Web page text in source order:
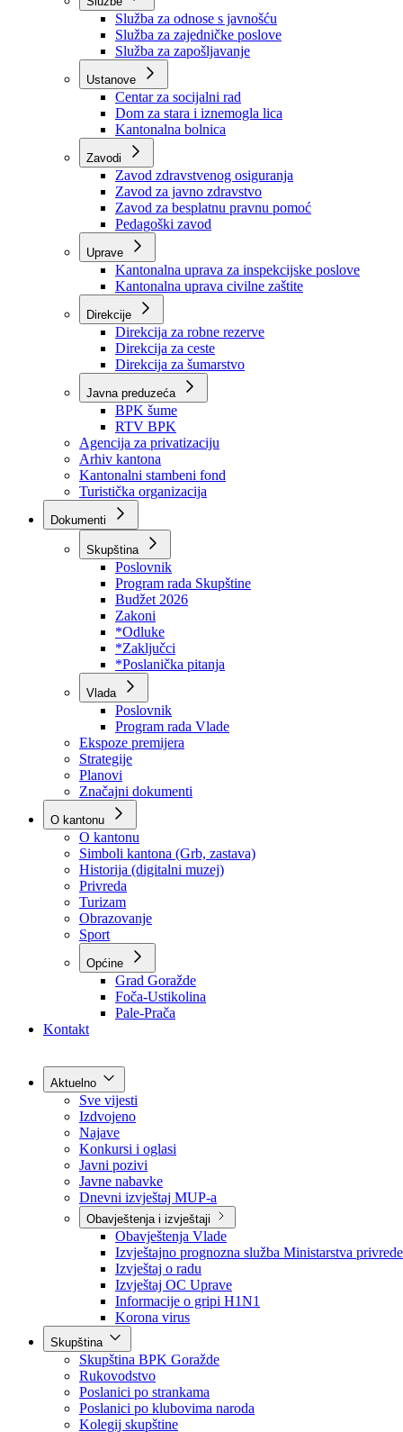
Organizacije
Službe
Služba za odnose s javnošću
Služba za zajedničke poslove
Služba za zapošljavanje
Ustanove
Centar za socijalni rad
Dom za stara i iznemogla lica
Kantonalna bolnica
Zavodi
Zavod zdravstvenog osiguranja
Zavod za javno zdravstvo
Zavod za besplatnu pravnu pomoć
Pedagoški zavod
Kantonalna uprava za inspekcijske poslove
Kantonalna uprava civilne zaštite
Direkcije
Direkcija za robne rezerve
Direkcija za ceste
Direkcija za šumarstvo
Javna preduzeća
BPK šume
RTV BPK
Agencija za privatizaciju
Arhiv kantona
Kantonalni stambeni fond
Turistička organizacija
Dokumenti
Skupština
Poslovnik
Program rada Skupštine
Budžet 2026
Zakoni
*Odluke
*Zaključci
*Poslanička pitanja
Vlada
Poslovnik
Program rada Vlade
Ekspoze premijera
Strategije
Planovi
Značajni dokumenti
O kantonu
O kantonu
Simboli kantona (Grb, zastava)
Historija (digitalni muzej)
Privreda
Turizam
Obrazovanje
Sport
Općine
Kontakt
Aktuelno
Sve vijesti
Izdvojeno
Najave
Konkursi i oglasi
Javni pozivi
Javne nabavke
Dnevni izvještaj MUP-a
Obavještenja i izvještaji
Obavještenja Vlade
Izvještajno prognozna služba Ministarstva privrede
Izvještaj o radu
Izvještaj OC Uprave
Informacije o gripi H1N1
Korona virus
Skupština
Skupština BPK Goražde
Rukovodstvo